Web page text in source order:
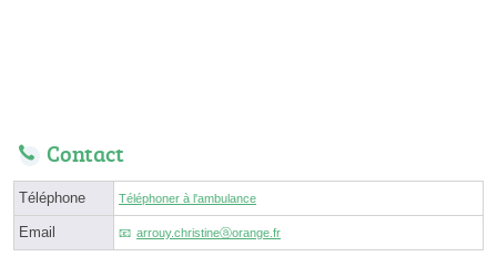
Contact
Téléphone Téléphoner à l'ambulance
Email arrouy.christineⓐorange.fr